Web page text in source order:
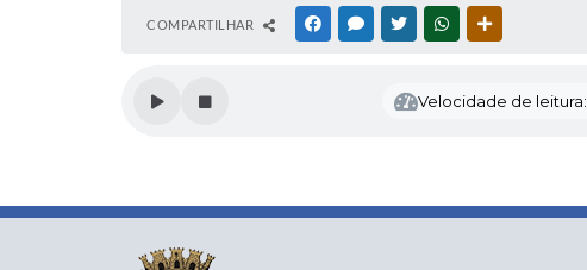
COMPARTILHAR FACEBOOKMESSENGER
TWITTERWHATSAPP
Velocidade de leitura: